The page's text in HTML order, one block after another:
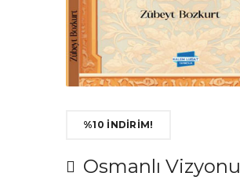
%10 İNDİRİM!
Osmanlı Vizyonu